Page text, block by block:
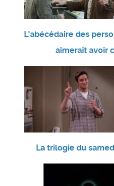
L'abécédaire des
aimerait avoir
La trilogie du